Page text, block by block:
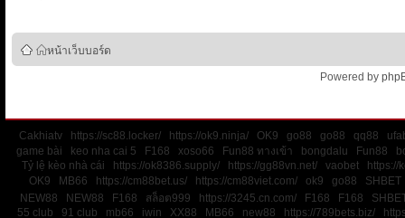
หน้าเว็บบอร์ด
Powered by
Cakhiatv https://sc88.locker/ https://ok9.ninja/ OK9 go88 go88 qq88
game bài
keo nha cai 5 F168 xoso66 Fun88 ทางเข้า bongdalu Fun88
Tỷ lệ kèo nhà cái
https://ok8386.supply/ https://gg88vn.net/ vaobet
https://
OK9
MB66 https://cm88bet.us/ https://cm88viet.com/ ok9 go88
SHBET
NEW88
NEW88 F168 สล็อต999 https://3245.cn.com/ F168 F168
55 club
91 club mb66 iwin XX88 MB66 new88 https://789bets.biz/